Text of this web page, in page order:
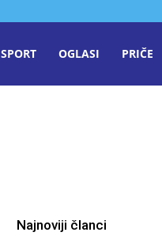
SPORT OGLASI PRIČE
Najnoviji članci